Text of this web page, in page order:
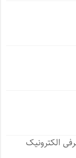
الکترونیک